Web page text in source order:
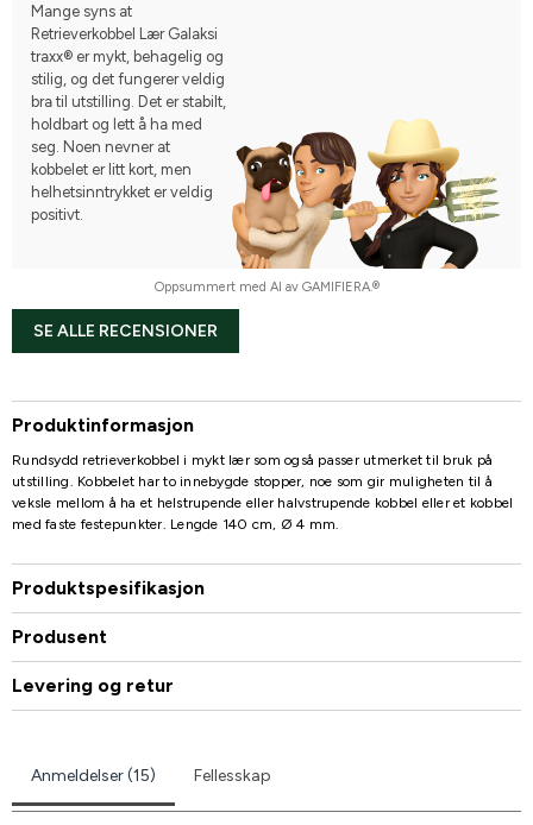
Mange syns at
Retrieverkobbel Lær Galaksi
traxx® er mykt, behagelig og
stilig, og det fungerer veldig
bra til utstilling. Det er stabilt,
holdbart og lett å ha med
seg. Noen nevner at
kobbelet er litt kort, men
helhetsinntrykket er veldig
positivt.
Oppsummert med AI av GAMIFIERA.®
SE ALLE RECENSIONER
Produktinformasjon
Rundsydd retrieverkobbel i mykt lær som også passer utmerket til bruk på
utstilling. Kobbelet har to innebygde stopper, noe som gir muligheten til å
veksle mellom å ha et helstrupende eller halvstrupende kobbel eller et kobbel
med faste festepunkter. Lengde 140 cm, Ø 4 mm.
Produktspesifikasjon
Produsent
Levering og retur
Anmeldelser (15) Fellesskap